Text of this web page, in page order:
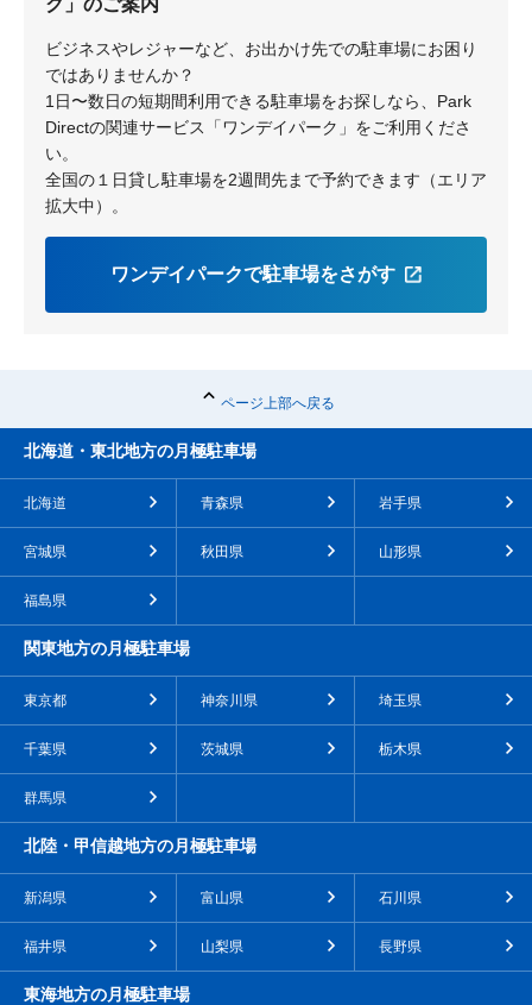
ク」のご案内
ビジネスやレジャーなど、お出かけ先での駐車場にお困り
ではありませんか？
1日〜数日の短期間利用できる駐車場をお探しなら、Park
Directの関連サービス「ワンデイパーク」をご利用くださ
い。
全国の１日貸し駐車場を2週間先まで予約できます（エリア
拡大中）。
ワンデイパークで駐車場をさがす
ページ上部へ戻る
北海道・東北地方の月極駐車場
北海道 青森県 岩手県
宮城県 秋田県 山形県
福島県
関東地方の月極駐車場
東京都 神奈川県 埼玉県
千葉県 茨城県 栃木県
群馬県
北陸・甲信越地方の月極駐車場
新潟県 富山県 石川県
福井県 山梨県 長野県
東海地方の月極駐車場